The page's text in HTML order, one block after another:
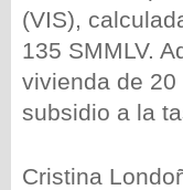
(VIS),
135 SMMLV.
vivienda de 20
subsidio a la
Cristina